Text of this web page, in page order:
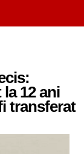
12 ani
transferat